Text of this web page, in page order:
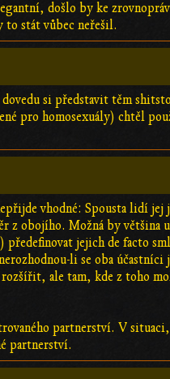
došlo by ke
to stát vůbec neřešil.
si představit těm
pro homosexuály) chtěl
vhodné: Spousta lidí
obojího. Možná by většina
jejich de facto
li se oba
ale tam, kde z toho
partnerství. V
partnerství.